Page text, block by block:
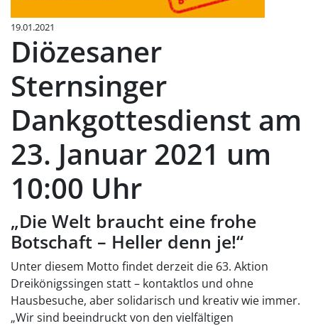
19.01.2021
Diözesaner
Sternsinger
Dankgottesdienst am
23. Januar 2021 um
10:00 Uhr
„Die Welt braucht eine frohe
Botschaft – Heller denn je!“
Unter diesem Motto findet derzeit die 63. Aktion
Dreikönigssingen statt – kontaktlos und ohne
Hausbesuche, aber solidarisch und kreativ wie immer.
„Wir sind beeindruckt von den vielfältigen